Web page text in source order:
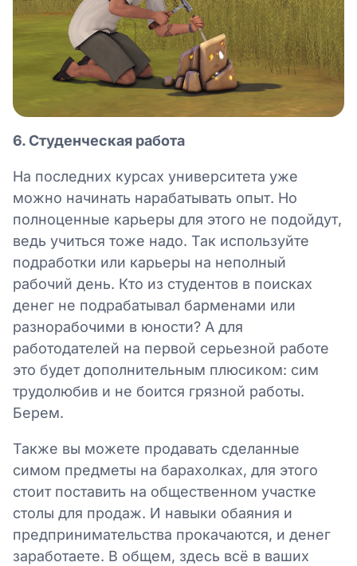
6. Студенческая работа
На последних курсах университета уже
можно начинать нарабатывать опыт. Но
полноценные карьеры для этого не подойдут,
ведь учиться тоже надо. Так используйте
подработки или карьеры на неполный
рабочий день. Кто из студентов в поисках
денег не подрабатывал барменами или
разнорабочими в юности? А для
работодателей на первой серьезной работе
это будет дополнительным плюсиком: сим
трудолюбив и не боится грязной работы.
Берем.
Также вы можете продавать сделанные
симом предметы на барахолках, для этого
стоит поставить на общественном участке
столы для продаж. И навыки обаяния и
предпринимательства прокачаются, и денег
заработаете. В общем, здесь всё в ваших